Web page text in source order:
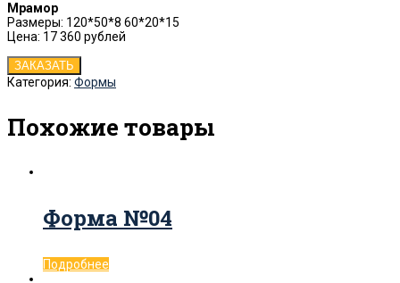
Мрамор
Размеры: 120*50*8 60*20*15
Цена: 17 360 рублей
ЗАКАЗАТЬ
Категория: Формы
Похожие товары
Форма №04
Подробнее